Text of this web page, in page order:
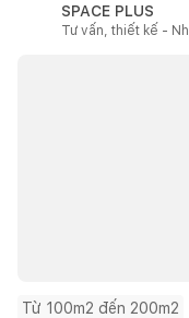
SPACE PLUS
Tư vấn, thiết kế -
Từ 100m2 đến 200m2